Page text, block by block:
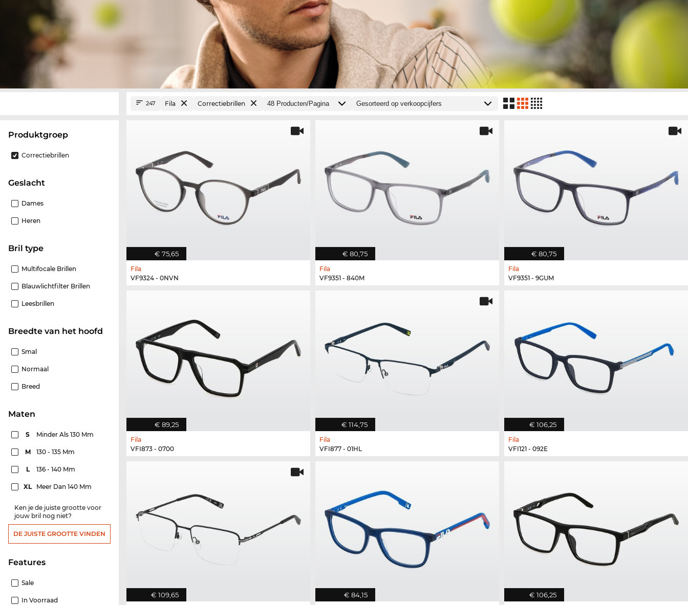
Produktgroep
Correctiebrillen
Geslacht
Dames
Heren
Bril type
Multifocale Brillen
Blauwlichtfilter Brillen
Leesbrillen
Breedte van het hoofd
Smal
Normaal
Breed
Maten
S Minder Als 130 Mm
M 130 - 135 Mm
L 136 - 140 Mm
XL Meer Dan 140 Mm
Ken je de juiste grootte voor
jouw bril nog niet?
DE JUISTE GROOTTE VINDEN
features
Sale
In Voorraad
247 Fila Correctiebrillen
€ 75,65
Fila
VF9324 - 0NVN
€ 80,75
Fila
VF9351 - 840M
€ 80,75
Fila
VF9351 - 9GUM
€ 89,25
Fila
VFI873 - 0700
€ 114,75
Fila
VFI877 - 01HL
€ 106,25
Fila
VFI121 - 092E
€ 109,65 € 84,15 € 106,25